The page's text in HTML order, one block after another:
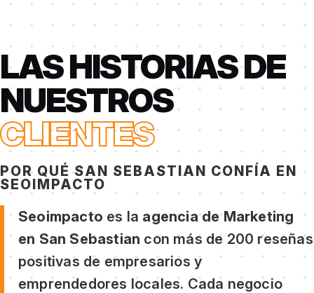
LAS HISTORIAS DE
NUESTROS
CLIENTES
POR QUÉ SAN SEBASTIAN CONFÍA EN
SEOIMPACTO
Seoimpacto es la agencia de Marketing
en San Sebastian con más de 200 reseñas
positivas de empresarios y
emprendedores locales. Cada negocio